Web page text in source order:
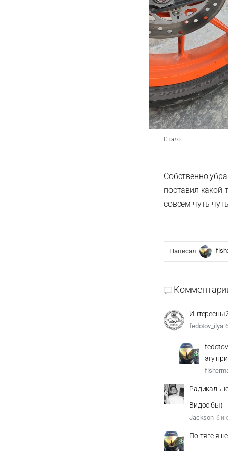
Стало
Собственно
поставил
совсем чуть
Написал
fedotov_ilya
эту
Видос бы)
Jackson 6
По тяге я